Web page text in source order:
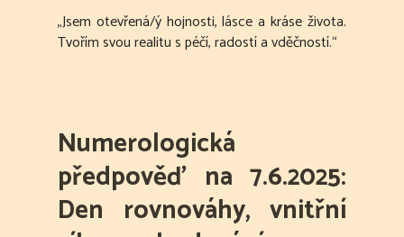
„Jsem otevřená/ý hojnosti, lásce a kráse života.
Tvořím svou realitu s péčí, radostí a vděčností.“
Numerologická
předpověď na 7.6.2025:
Den rovnováhy, vnitřní